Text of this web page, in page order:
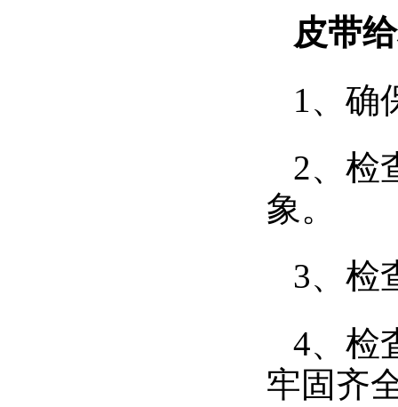
皮带
1、确
2、检
象。
3、检
4、检
牢固齐